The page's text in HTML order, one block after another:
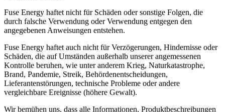
Fuse Energy haftet nicht für Schäden oder sonstige Folgen, die
durch falsche Verwendung oder Verwendung entgegen den
angegebenen Anweisungen entstehen.
Fuse Energy haftet auch nicht für Verzögerungen, Hindernisse oder
Schäden, die auf Umständen außerhalb unserer angemessenen
Kontrolle beruhen, wie unter anderem Krieg, Naturkatastrophe,
Brand, Pandemie, Streik, Behördenentscheidungen,
Lieferantenstörungen, technische Probleme oder andere
vergleichbare Ereignisse (höhere Gewalt).
Wir bemühen uns, dass alle Informationen, Produktbeschreibungen